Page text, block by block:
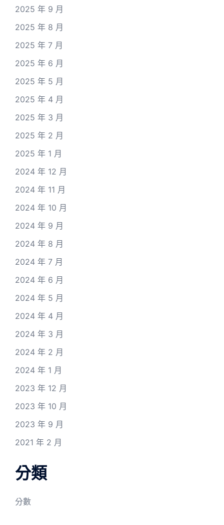
2025 年 9 月
2025 年 8 月
2025 年 7 月
2025 年 6 月
2025 年 5 月
2025 年 4 月
2025 年 3 月
2025 年 2 月
2025 年 1 月
2024 年 12 月
2024 年 11 月
2024 年 10 月
2024 年 9 月
2024 年 8 月
2024 年 7 月
2024 年 6 月
2024 年 5 月
2024 年 4 月
2024 年 3 月
2024 年 2 月
2024 年 1 月
2023 年 12 月
2023 年 10 月
2023 年 9 月
2021 年 2 月
分類
分數